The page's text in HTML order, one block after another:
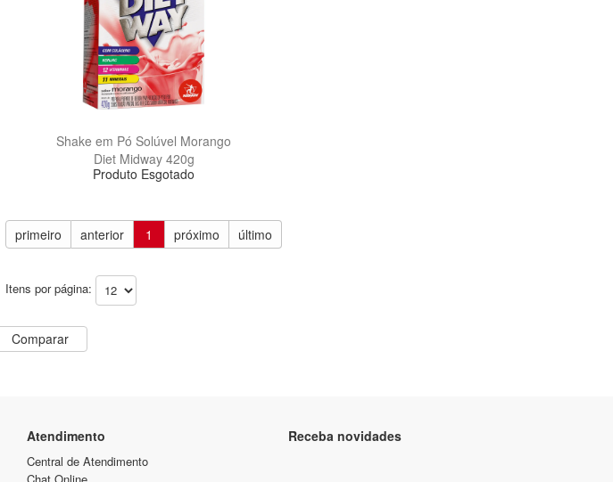
Shake em Pó Solúvel Morango
Diet Midway 420g
Produto Esgotado
primeiro anterior 1 próximo último
Itens por página:
Comparar
Atendimento
Central de Atendimento
Receba novidades